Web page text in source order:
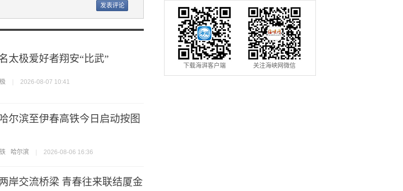
太极爱好者翔安“比武”
2026-08-07 10:41
尔滨至伊春高铁今日启动按图
哈尔滨 2026-08-06 16:36
岸交流桥梁 青春往来联结厦金
下载海湃客户端 关注海峡网微信